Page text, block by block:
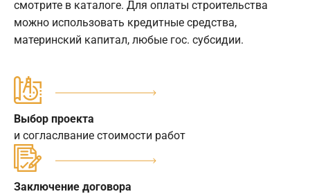
смотрите в каталоге. Для оплаты строительства
можно использовать кредитные средства,
материнский капитал, любые гос. субсидии.
Выбор проекта
и согласлвание стоимости работ
Заключение договора